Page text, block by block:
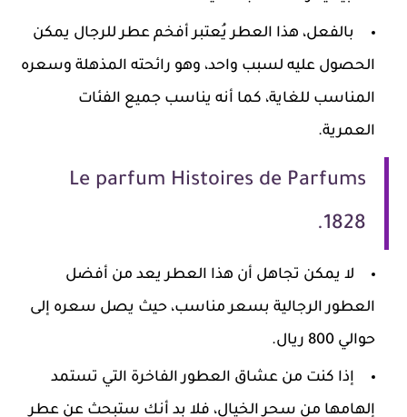
بالفعل، هذا العطر يُعتبر أفخم عطر للرجال يمكن
الحصول عليه لسبب واحد، وهو رائحته المذهلة وسعره
المناسب للغاية، كما أنه يناسب جميع الفئات
العمرية.
Le parfum Histoires de Parfums
1828.
لا يمكن تجاهل أن هذا العطر يعد من أفضل
العطور الرجالية بسعر مناسب، حيث يصل سعره إلى
حوالي 800 ريال.
إذا كنت من عشاق العطور الفاخرة التي تستمد
إلهامها من سحر الخيال، فلا بد أنك ستبحث عن عطر